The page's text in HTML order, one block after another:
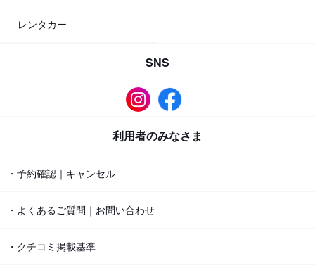
レンタカー
SNS
利用者のみなさま
・予約確認｜キャンセル
・よくあるご質問｜お問い合わせ
・クチコミ掲載基準